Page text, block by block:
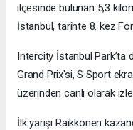
ilçesinde bulunan 5,3
İstanbul, tarihte 8. kez
Intercity İstanbul Park’ta
Grand Prix'si, S Sport
üzerinden canlı olarak
İlk yarışı Raikkonen